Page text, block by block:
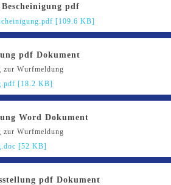
pdf
[109.6 KB]
pdf Dokument
zur Wurfmeldung
[18.2 KB]
Word Dokument
zur Wurfmeldung
[52 KB]
pdf Dokument